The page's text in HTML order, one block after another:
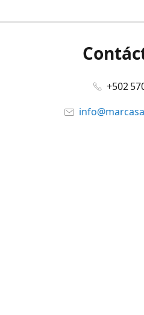
+502